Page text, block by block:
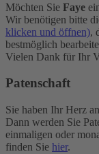
Möchten Sie Faye
Wir benötigen bitte
klicken und öffnen),
bestmöglich
Vielen Dank für Ihr
Patenschaft
Sie haben Ihr Herz an
Dann werden Sie
einmaligen oder
finden Sie hier.